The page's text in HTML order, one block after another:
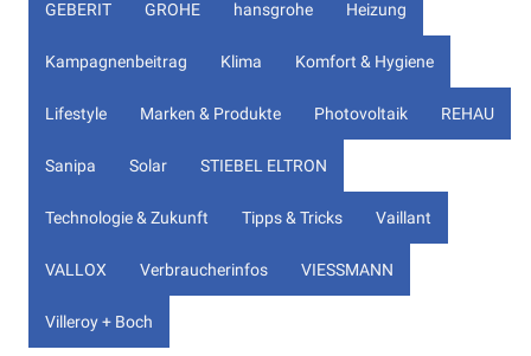
GEBERIT GROHE hansgrohe Heizung
Kampagnenbeitrag Klima Komfort & Hygiene
Lifestyle Marken & Produkte Photovoltaik REHAU
Sanipa Solar STIEBEL ELTRON
Technologie & Zukunft Tipps & Tricks Vaillant
VALLOX Verbraucherinfos VIESSMANN
Villeroy + Boch